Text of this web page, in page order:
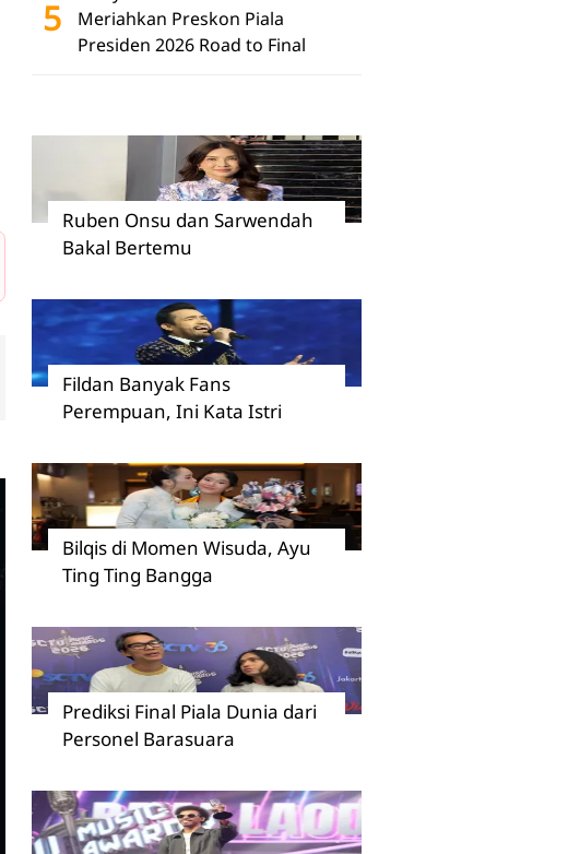
5
Meriahkan Preskon Piala
Presiden 2026 Road to Final
Ruben Onsu dan Sarwendah
Bakal Bertemu
Fildan Banyak Fans
Perempuan, Ini Kata Istri
Bilqis di Momen Wisuda, Ayu
Ting Ting Bangga
Prediksi Final Piala Dunia dari
Personel Barasuara